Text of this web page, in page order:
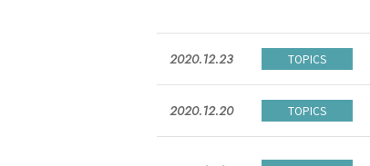
2020.12.23 TOPICS
2020.12.20 TOPICS